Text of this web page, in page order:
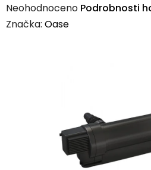
Průměrné
hodnocení
Neohodnoceno Podrobnosti
Značka: Oase